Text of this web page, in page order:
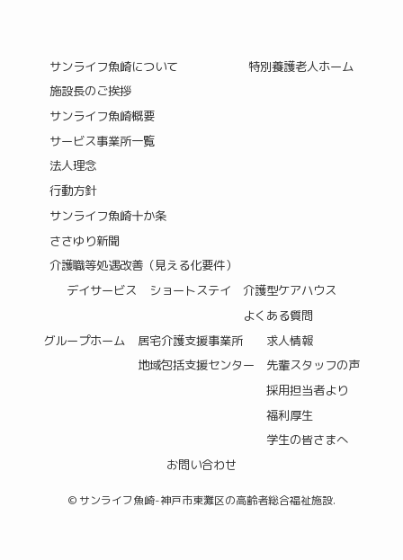
サンライフ魚崎について
施設長のご挨拶
サンライフ魚崎概要
サービス事業所一覧
法人理念
行動方針
サンライフ魚崎十か条
ささゆり新聞
介護職等処遇改善（見える化要件）
特別養護老人ホーム
デイサービス ショートステイ
介護型ケアハウス
よくある質問
グループホーム
居宅介護支援事業所
地域包括支援センター
求人情報
先輩スタッフの声
採用担当者より
福利厚生
学生の皆さまへ
お問い合わせ
©サンライフ魚崎-神戸市東灘区の高齢者総合福祉施設.